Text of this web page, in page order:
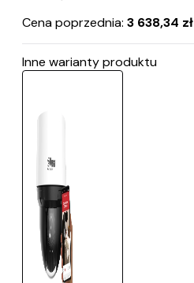
Cena poprzednia: 3 638,34 zł
Inne warianty produktu